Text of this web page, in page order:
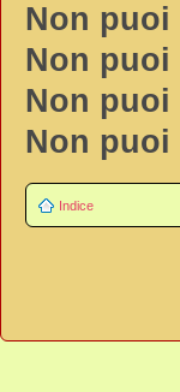
Non puoi
Non puoi
Non puoi
Non puoi
Indice